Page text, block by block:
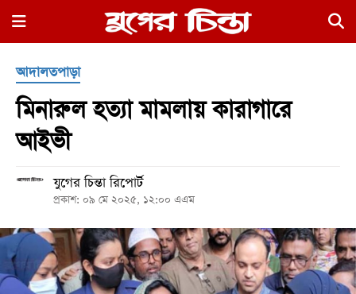
×
রাজনীতি
নগর
জুড়ে
আদালতপাড়া
মিনারুল হত্যা মামলায় কারাগারে
আইভী
যুগের চিন্তা রিপোর্ট
প্রকাশ: ০৯ মে ২০২৫, ১২:০০ এএম